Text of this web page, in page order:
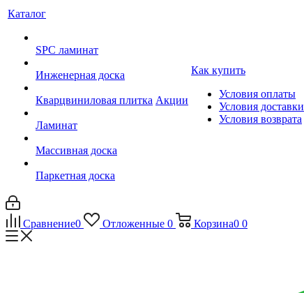
Каталог
SPC ламинат
Инженерная доска
Кварцвиниловая плитка
Ламинат
Массивная доска
Паркетная доска
Акции
Как купить
Условия оплаты
Условия доставки
Условия возврата
Сравнение0 Отложенные 0 Корзина0 0